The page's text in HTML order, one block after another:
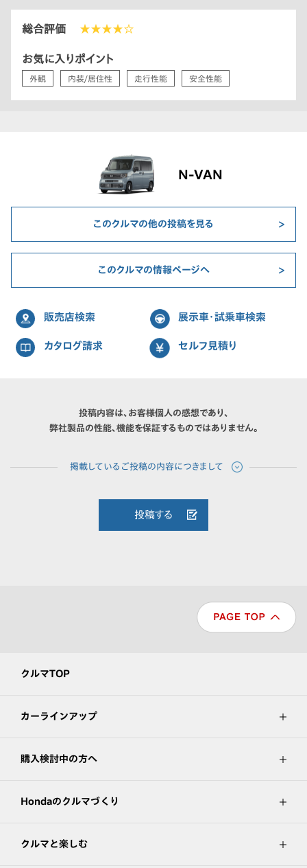
総合評価 ★★★★☆
お気に入りポイント
外観 内装/居住性 走行性能 安全性能
N-VAN
このクルマの他の投稿を見る
このクルマの情報ページへ
販売店検索 展示車・試乗車検索
カタログ請求 セルフ見積り
投稿内容は、お客様個人の感想であり、
弊社製品の性能、機能を保証するものではありません。
投稿する
クルマTOP
カーラインアップ
購入検討中の方へ
Hondaのクルマづくり
クルマと楽しむ